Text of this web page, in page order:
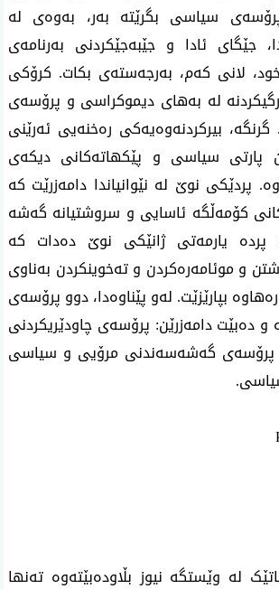
سیاسی بگرێتە بەر، بەوەی لە
جێگای ئادا و جێبەجێکردنی بەرنامەی
لانی کەم، بەرجەستەی بکات. کرۆکی
لە بەهای دیموکراسی و پرۆسەی
بیرکردنەوەیەکی رەخنەیی ئەرێنی
پارتی سیاسی و پێکهاتەکانی دیکەی
پردێکی نوێ لە نێوانیاندا دامەزرێت کە
کۆمەڵگە ئاسایی و سروشتیانە گەشە
یارمەتی ژانێکی نوێ دەدات کە
و موئامەرەکردن و تەخوینکردن بەناوی
بپارێزێت. لەو پێناوەدا، دوو پرۆسەی
و دەبێت دامەزرێن: پرۆسەی چاودێریکردنی
پرۆسەی گەشەسەندنی مرۆیی و سیاسی
لە وێستگە نیوز بڵاودەبێتەوە تەنها